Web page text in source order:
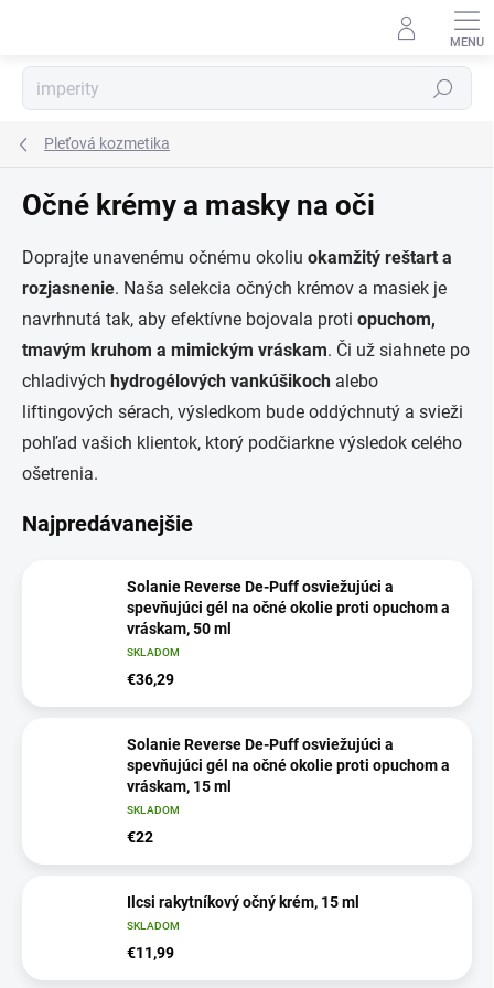
Hľadať
Pleťová kozmetika
Očné krémy a masky na oči
Doprajte unavenému očnému okoliu okamžitý reštart a
rozjasnenie. Naša selekcia očných krémov a masiek je
navrhnutá tak, aby efektívne bojovala proti opuchom,
tmavým kruhom a mimickým vráskam. Či už siahnete po
chladivých hydrogélových vankúšikoch alebo
liftingových sérach, výsledkom bude oddýchnutý a svieži
pohľad vašich klientok, ktorý podčiarkne výsledok celého
ošetrenia.
Najpredávanejšie
Solanie Reverse De-Puff osviežujúci a
spevňujúci gél na očné okolie proti opuchom a
vráskam, 50 ml
SKLADOM
€36,29
Solanie Reverse De-Puff osviežujúci a
spevňujúci gél na očné okolie proti opuchom a
vráskam, 15 ml
SKLADOM
€22
Ilcsi rakytníkový očný krém, 15 ml
SKLADOM
€11,99